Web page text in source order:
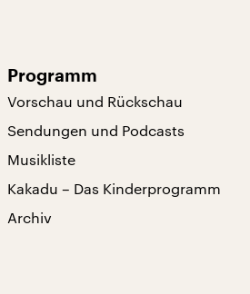
Programm
Vorschau und Rückschau
Sendungen und Podcasts
Musikliste
Kakadu – Das Kinderprogramm
Archiv